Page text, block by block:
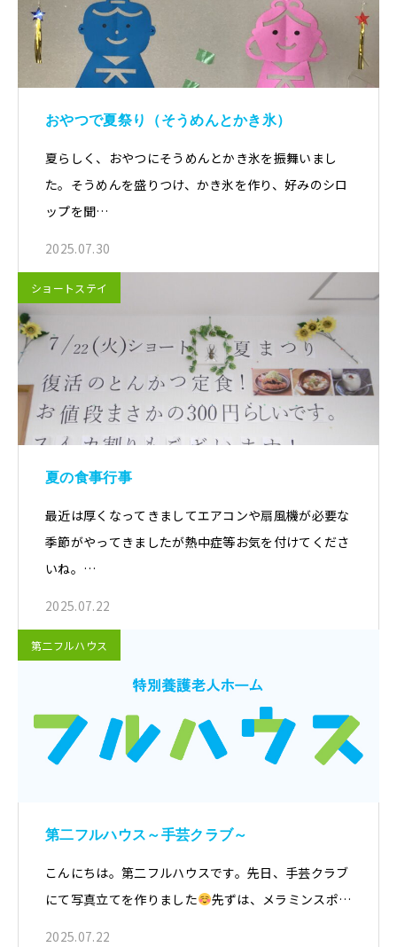
おやつで夏祭り（そうめんとかき氷）
夏らしく、おやつにそうめんとかき氷を振舞いまし
た。そうめんを盛りつけ、かき氷を作り、好みのシロ
ップを聞…
2025.07.30
ショートステイ
夏の食事行事
最近は厚くなってきましてエアコンや扇風機が必要な
季節がやってきましたが熱中症等お気を付けてくださ
いね。…
2025.07.22
第二フルハウス
第二フルハウス～手芸クラブ～
こんにちは。第二フルハウスです。先日、手芸クラブ
にて写真立てを作りました
先ずは、メラミンスポ…
2025.07.22